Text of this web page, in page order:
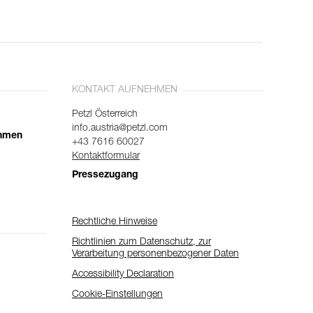
KONTAKT AUFNEHMEN
Petzl Österreich
info.austria@petzl.com
+43 7616 60027
Kontaktformular
Pressezugang
Rechtliche Hinweise
Richtlinien zum Datenschutz, zur
Verarbeitung personenbezogener Daten
Accessibility Declaration
Cookie-Einstellungen